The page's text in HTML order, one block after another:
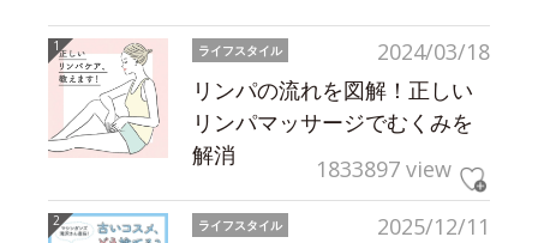
2024/03/18
ライフスタイル
リンパの流れを図解！正しい
リンパマッサージでむくみを
解消
1833897 view
2025/12/11
ライフスタイル